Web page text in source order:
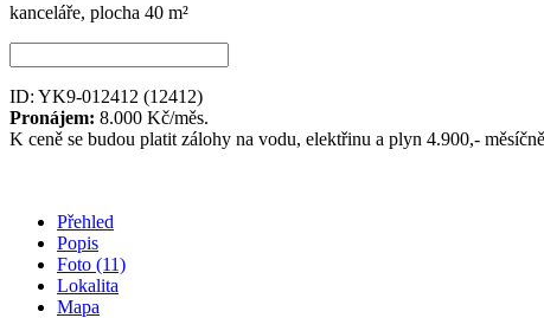
kanceláře, plocha 40 m²
ID: YK9-012412 (12412)
Pronájem: 8.000 Kč/měs.
K ceně se budou platit zálohy na vodu, elektřinu a plyn 4.900,-
Přehled
Popis
Foto (11)
Lokalita
Mapa